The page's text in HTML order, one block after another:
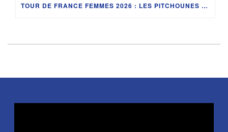
TOUR DE FRANCE FEMMES 2026 : LES PITCHOUNES LANCENT LEUR TOUR À LAUSANNE